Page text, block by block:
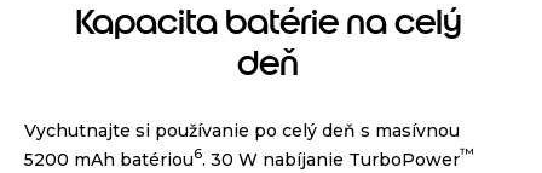
Kapacita batérie na celý
deň
Vychutnajte si používanie po celý deň s masívnou
5200 mAh batériou6. 30 W nabíjanie TurboPower™